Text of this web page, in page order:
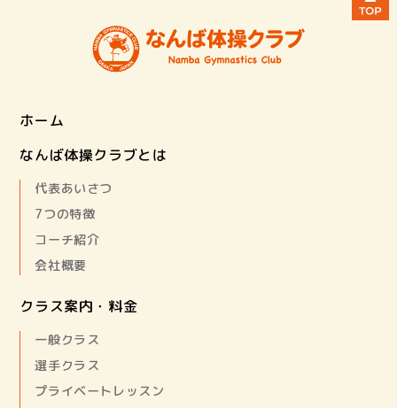
ホーム
なんば体操クラブとは
代表あいさつ
7つの特徴
コーチ紹介
会社概要
クラス案内・料金
一般クラス
選手クラス
プライベートレッスン